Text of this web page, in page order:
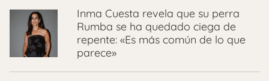
Inma Cuesta revela que su perra
Rumba se ha quedado ciega de
repente: «Es más común de lo que
parece»